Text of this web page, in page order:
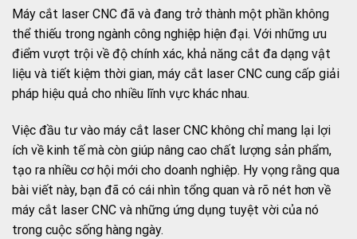
Máy cắt laser CNC đã và đang trở thành một phần không
thể thiếu trong ngành công nghiệp hiện đại. Với những ưu
điểm vượt trội về độ chính xác, khả năng cắt đa dạng vật
liệu và tiết kiệm thời gian, máy cắt laser CNC cung cấp giải
pháp hiệu quả cho nhiều lĩnh vực khác nhau.
Việc đầu tư vào máy cắt laser CNC không chỉ mang lại lợi
ích về kinh tế mà còn giúp nâng cao chất lượng sản phẩm,
tạo ra nhiều cơ hội mới cho doanh nghiệp. Hy vọng rằng qua
bài viết này, bạn đã có cái nhìn tổng quan và rõ nét hơn về
máy cắt laser CNC và những ứng dụng tuyệt vời của nó
trong cuộc sống hàng ngày.